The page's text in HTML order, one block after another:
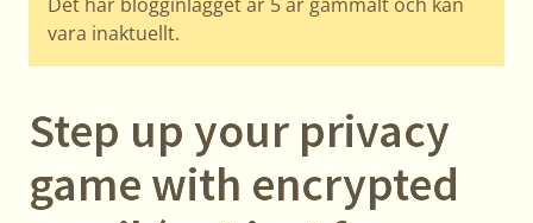
vara inaktuellt.
Step up your privacy
game with encrypted